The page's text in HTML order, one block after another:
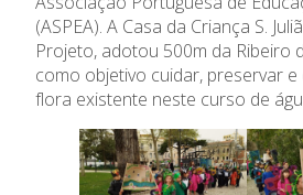
(ASPEA). A Casa da Criança S.
Projeto, adotou 500m da Ribeiro
como objetivo cuidar, preservar e
flora existente neste curso de